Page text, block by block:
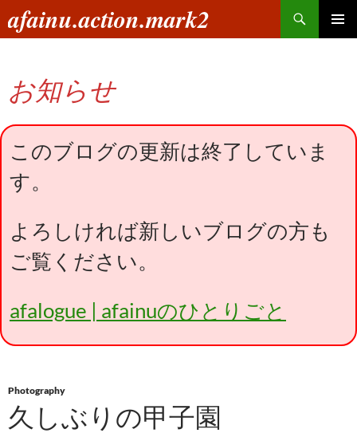
ン
へ
ス
キ
プ
afainu.action.mark2
索
お知らせ
このブログの更新は終了していま
す。
よろしければ新しいブログの方も
ご覧ください。
afalogue | afainuのひとりごと
Photography
久しぶりの甲子園